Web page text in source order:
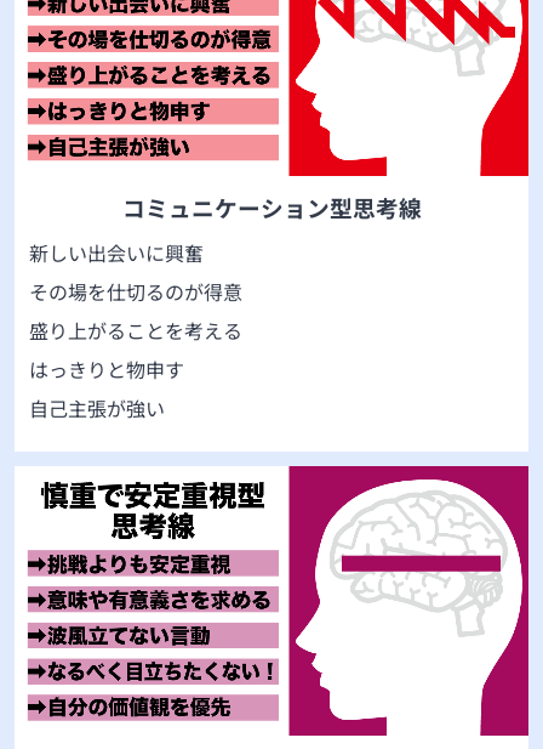
コミュニケーション型思考線
新しい出会いに興奮
その場を仕切るのが得意
盛り上がることを考える
はっきりと物申す
自己主張が強い